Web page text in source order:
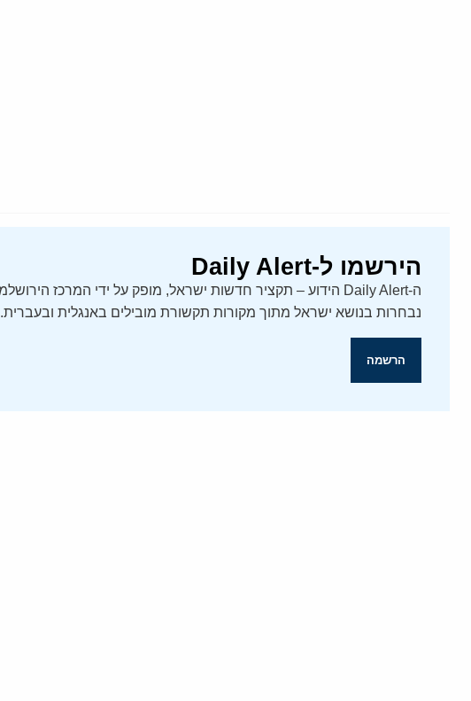
הירשמו ל-Daily Alert
נבחרות בנושא ישראל מתוך מקורות תקשורת מובילים באנגלית ובעברית.
הרשמה